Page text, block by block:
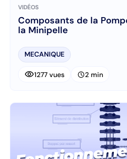
VIDÉOS
Composants de la
la Minipelle
MECANIQUE
visibility1277 vues schedule2 min